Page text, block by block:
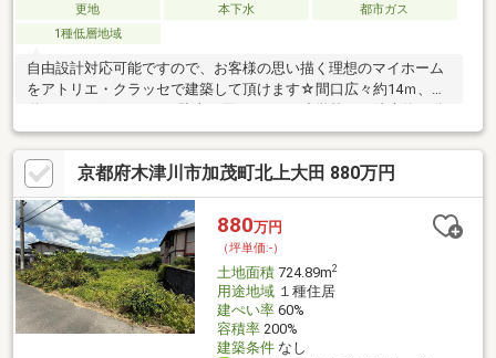
更地 本下水
都市ガス
1種低層地域
自由設計対応可能ですので、お客様の思い描く理想のマイホーム
をアトリエ・クラッセで建築して頂けます☆間口広々約14ｍ、前
ですのでお子様の通学も安心ですね！大型スーパーがございます
ので日々のお買い物も困りませんよ！緑豊かで閑静な住宅街です
☆土地探し・中古物件・査定・資金計画・オシャレな注文住宅・
リフォーム・インテリアはクラッセ住宅販売にお任せください。
狭小・3階建・ローコスト住宅もご相談いただけます。宇治・城陽
近辺の物件多数ございます。お気軽に0120-339-330までお問合せ
ください。【建築条件無し価格：2680万円】
京都府木津川市加茂町北上大田 880万円
880万円
（坪単価:-）
土地面積724.89m2
用途地域１種住居
建ぺい率60%
容積率200%
建築条件なし